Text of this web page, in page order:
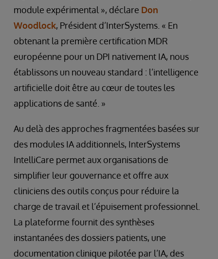
module expérimental », déclare Don
Woodlock, Président d’InterSystems. « En
obtenant la première certification MDR
européenne pour un DPI nativement IA, nous
établissons un nouveau standard : l’intelligence
artificielle doit être au cœur de toutes les
applications de santé. »
Au delà des approches fragmentées basées sur
des modules IA additionnels, InterSystems
IntelliCare permet aux organisations de
simplifier leur gouvernance et offre aux
cliniciens des outils conçus pour réduire la
charge de travail et l’épuisement professionnel.
La plateforme fournit des synthèses
instantanées des dossiers patients, une
documentation clinique pilotée par l’IA, des